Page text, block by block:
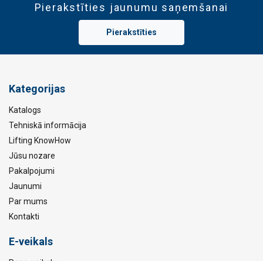
Pierakstīties jaunumu saņemšanai
Pierakstīties
Kategorijas
Katalogs
Tehniskā informācija
Lifting KnowHow
Jūsu nozare
Pakalpojumi
Jaunumi
Par mums
Kontakti
E-veikals